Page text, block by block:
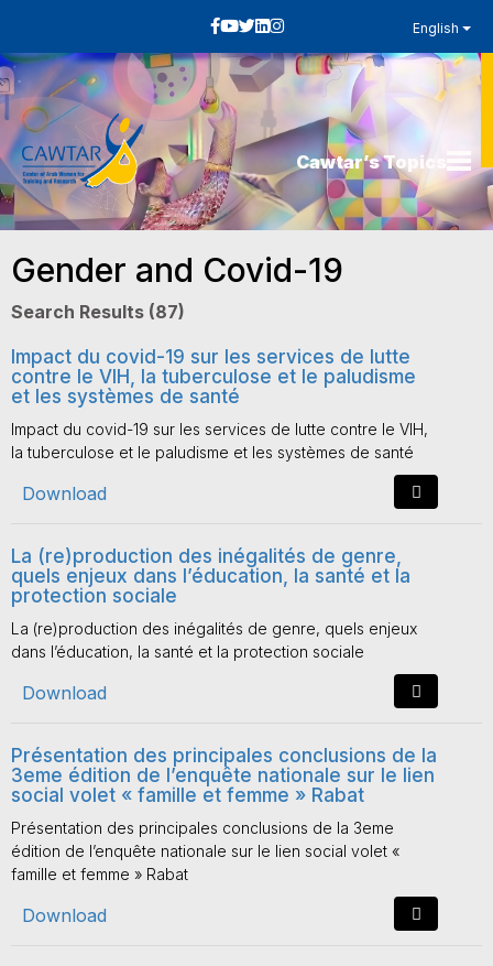
English
Cawtar’s Topics
Gender and Covid-19
Search Results (87)
Impact du covid-19 sur les services de lutte
contre le VIH, la tuberculose et le paludisme
et les systèmes de santé
Impact du covid-19 sur les services de lutte contre le VIH,
la tuberculose et le paludisme et les systèmes de santé
Download
La (re)production des inégalités de genre,
quels enjeux dans l’éducation, la santé et la
protection sociale
La (re)production des inégalités de genre, quels enjeux
dans l’éducation, la santé et la protection sociale
Download
Présentation des principales conclusions de la
3eme édition de l’enquête nationale sur le lien
social volet « famille et femme » Rabat
Présentation des principales conclusions de la 3eme
édition de l’enquête nationale sur le lien social volet «
famille et femme » Rabat
Download